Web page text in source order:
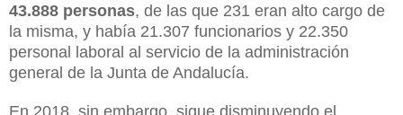
43.888 personas, de las que 231 eran alto cargo de
la misma, y había 21.307 funcionarios y 22.350
personal laboral al servicio de la administración
general de la Junta de Andalucía.
En 2018, sin embargo, sigue disminuyendo el